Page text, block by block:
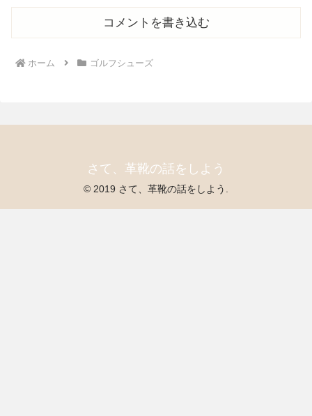
コメントを書き込む
ホーム ゴルフシューズ
さて、革靴の話をしよう
© 2019 さて、革靴の話をしよう.